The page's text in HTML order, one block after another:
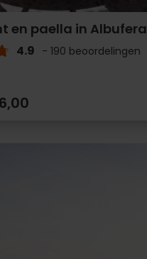
en paella in Albufera
4.9 - 190 beoordelingen